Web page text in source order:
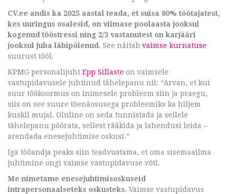
CV.ee andis ka 2025 aastal teada, et suisa 80% töötajatest,
kes uuringus osalesid, on viimase poolaasta jooksul
kogenud tööstressi ning 2/3 vastanutest on karjääri
jooksul juba läbipõlenud . See näitab vaimse kurnatuse
suurust tööl.
KPMG personalijuht Epp Sillaste on vaimsele
vastupidavusele juhtinud tähelepanu nii: “Arvan, et kui
suur töökoormus on inimesele probleem siin ja praegu,
siis on see suure tõenäosusega probleemiks ka hiljem
kuskil mujal. Oluline on seda tunnistada ja sellele
tähelepanu pöörata, sellest rääkida ja lahendusi leida –
arendada enesejuhtimise oskusi.”
Iga tööandja peaks siin teadvustama, et oma sisemaailma
juhtimine ongi vaimse vastupidavuse võti.
Me nimetame enesejuhtimisoskuseid
intrapersonaalseteks oskusteks. Vaimse vastupidavus